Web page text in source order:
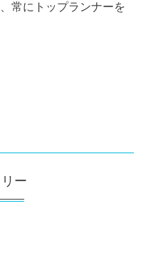
常にトップランナーを
ー